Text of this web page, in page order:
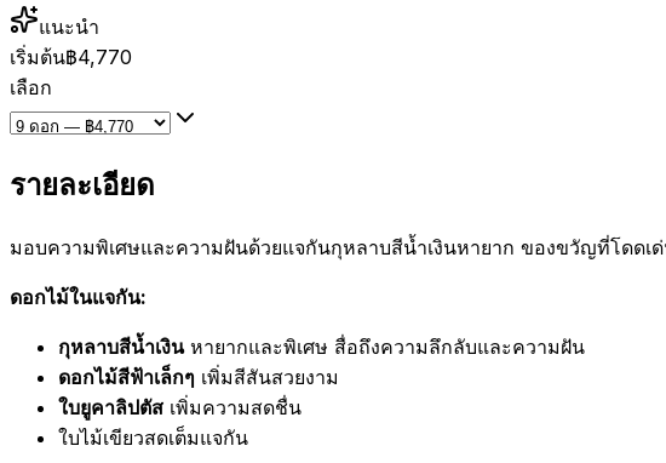
แนะนำ
เริ่มต้น฿4,770
เลือก
รายละเอียด
มอบความพิเศษและความฝันด้วยแจกันกุหลาบสีน้ำเงินหายาก ของขวัญที่โดดเ
ดอกไม้ในแจกัน:
กุหลาบสีน้ำเงินหายากและพิเศษ สื่อถึงความลึกลับและความฝัน
ดอกไม้สีฟ้าเล็กๆ เพิ่มสีสันสวยงาม
ใบยูคาลิปตัส เพิ่มความสดชื่น
ใบไม้เขียวสดเต็มแจกัน